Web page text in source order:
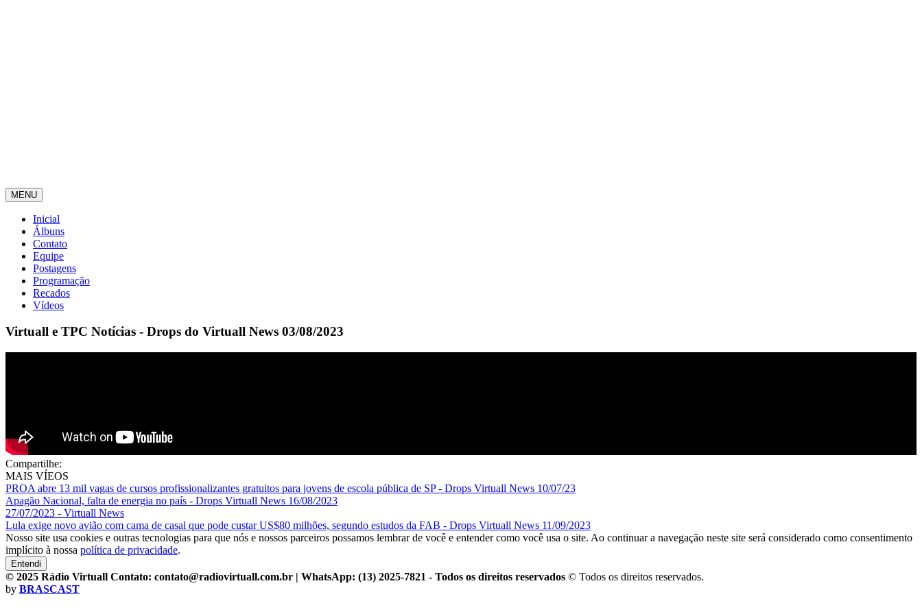
MENU
Inicial
Álbuns
Contato
Equipe
Postagens
Programação
Recados
Vídeos
Virtuall e TPC Notícias - Drops do Virtuall News 03/08/2023
Compartilhe:
MAIS VÍEOS
PROA abre 13 mil vagas de cursos profissionalizantes gratuitos para jovens de escola pública de SP - Drops Virtuall News 10/07/23
Apagão Nacional, falta de energia no país - Drops Virtuall News 16/08/2023
27/07/2023 - Virtuall News
Lula exige novo avião com cama de casal que pode custar US$80 milhões, segundo estudos da FAB - Drops Virtuall News 11/09/2023
Nosso site usa cookies e outras tecnologias para que nós e nossos parceiros possamos lembrar de você e entender como você usa o site. Ao continuar a navegação neste site será considerado como consentimento
implícito à nossa política de privacidade.
Entendi
© 2025 Rádio Virtuall Contato: contato@radiovirtuall.com.br | WhatsApp: (13) 2025-7821 - Todos os direitos reservados © Todos os direitos reservados.
by BRASCAST